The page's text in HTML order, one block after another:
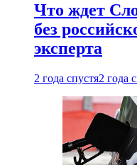
Что ждет
без
эксперта
2 года спустя2 года